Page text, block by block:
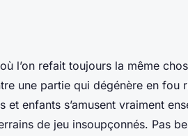
l’on refait toujours la même
une partie qui dégénère en fou
enfants s’amusent vraiment
de jeu insoupçonnés. Pas